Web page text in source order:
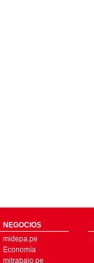
NEGOCIOS
midepa.pe
Economía
mitrabajo.pe